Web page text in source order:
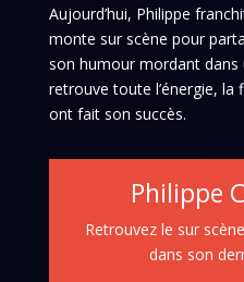
Aujourd’hui, Philippe
monte sur scène pour
son humour mordant dans
retrouve toute l’énergie, la
ont fait son succès.
Philippe
Retrouvez le sur
dans son